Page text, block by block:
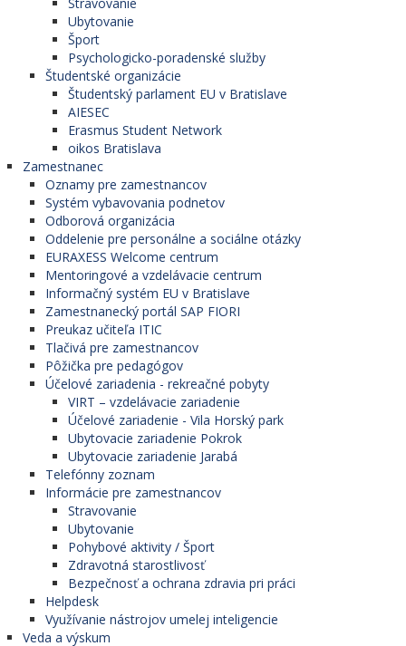
Ubytovanie
Šport
Psychologicko-poradenské služby
Študentské organizácie
Študentský parlament EU v Bratislave
AIESEC
Erasmus Student Network
oikos Bratislava
Zamestnanec
Oznamy pre zamestnancov
Systém vybavovania podnetov
Odborová organizácia
Oddelenie pre personálne a sociálne otázky
EURAXESS Welcome centrum
Mentoringové a vzdelávacie centrum
Informačný systém EU v Bratislave
Zamestnanecký portál SAP FIORI
Preukaz učiteľa ITIC
Tlačivá pre zamestnancov
Pôžička pre pedagógov
Účelové zariadenia - rekreačné pobyty
VIRT – vzdelávacie zariadenie
Účelové zariadenie - Vila Horský park
Ubytovacie zariadenie Pokrok
Ubytovacie zariadenie Jarabá
Telefónny zoznam
Informácie pre zamestnancov
Stravovanie
Ubytovanie
Pohybové aktivity / Šport
Zdravotná starostlivosť
Bezpečnosť a ochrana zdravia pri práci
Helpdesk
Využívanie nástrojov umelej inteligencie
Veda a výskum